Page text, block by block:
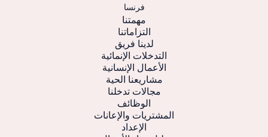
فرنسا
مهمتنا
التزاماتنا
لدينا فريق
التدخلات الإنمائية
الأعمال الإنسانية
مشاريعنا الحية
مجالات تدخلنا
الوظائف
المشتريات والإعانات
الإعداد